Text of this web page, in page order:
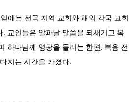
에는 전국 지역 교회와 해외 각국 교회
교인들은 알파날 말씀을 되새기고 복
하나님께 영광을 돌리는 한편, 복음 전
지는 시간을 가졌다.